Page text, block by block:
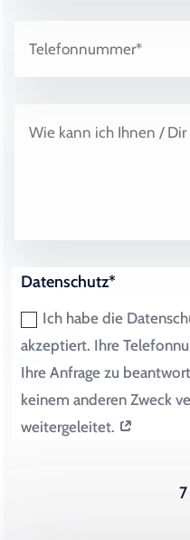
Datenschutz*
Ich habe die
akzeptiert. Ihre
Ihre Anfrage zu
keinem anderen Zweck
weitergeleitet.